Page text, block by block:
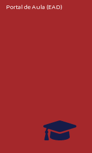
Portal de Aula (EAD)